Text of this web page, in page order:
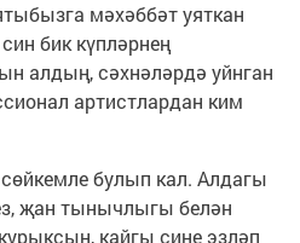
мәхәббәт уяткан
бик күпләрнең
алдың, сәхнәләрдә уйнган
артистлардан ким
булып кал. Алдагы
җан тынычлыгы белән
кайгы сине эзләп